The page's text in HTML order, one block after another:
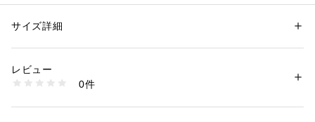
素肌に溶け込むような、繊細なシアー感が魅力のカットソー。
力。同素材のタンクトップとのレイヤードスタイルはもちろ
ん、単品使いでジャケットやシャツのインナーとしても映え
性別：レディース
素材：素材 | 綿：70％、ナイロン：30％
伸縮性 | あり
ポケット | なし
サイズ詳細
レビュー
0件